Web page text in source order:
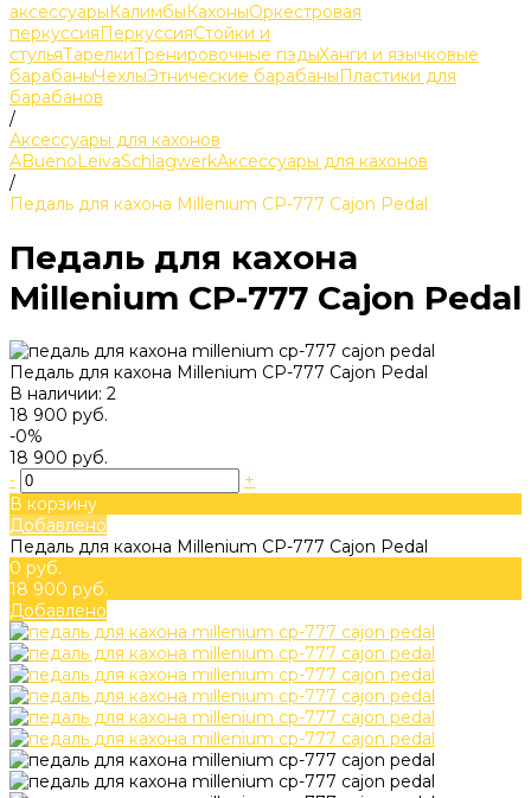
аксессуарыКалимбыКахоныОркестровая
перкуссияПеркуссияСтойки и
стульяТарелкиТренировочные пэдыХанги и язычковые
барабаныЧехлыЭтнические барабаныПластики для
барабанов
/
Аксессуары для кахонов
ABuenoLeivaSchlagwerkАксессуары для кахонов
/
Педаль для кахона Millenium CP-777 Cajon Pedal
Педаль для кахона
Millenium CP-777 Cajon Pedal
Педаль для кахона Millenium CP-777 Cajon Pedal
В наличии: 2
18 900 руб.
-0%
18 900 руб.
-
+
В корзину
Добавлено
Педаль для кахона Millenium CP-777 Cajon Pedal
0 руб.
18 900 руб.
Добавлено